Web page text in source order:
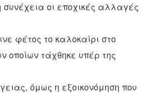
οι εποχικές αλλαγές
φέτος το καλοκαίρι στο
οποίων τάχθηκε υπέρ της
όμως η εξοικονόμηση που